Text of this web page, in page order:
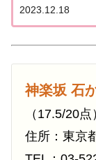
2023.12.18
神楽坂 石
（17.5/20点
住所：東京